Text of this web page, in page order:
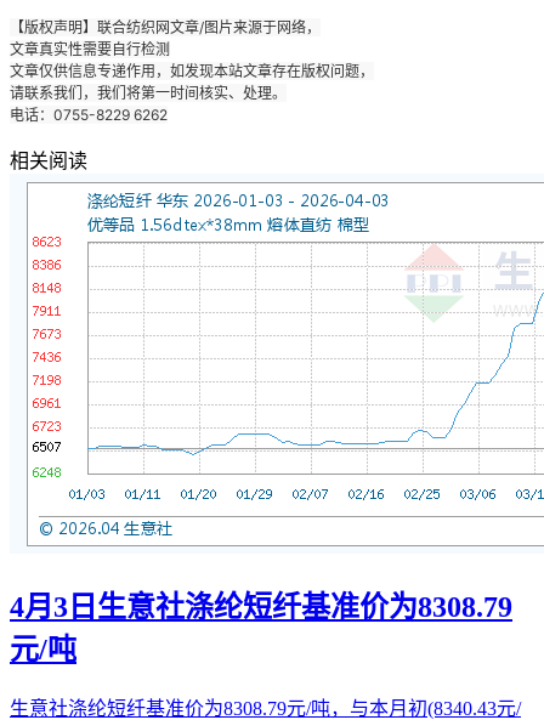
【版权声明】联合纺织网文章/图片来源于网络，
文章真实性需要自行检测
文章仅供信息专递作用，如发现本站文章存在版权问题，
请联系我们，我们将第一时间核实、处理。
电话：0755-8229 6262
相关阅读
4月3日生意社涤纶短纤基准价为8308.79
元/吨
生意社涤纶短纤基准价为8308.79元/吨，与本月初(8340.43元/